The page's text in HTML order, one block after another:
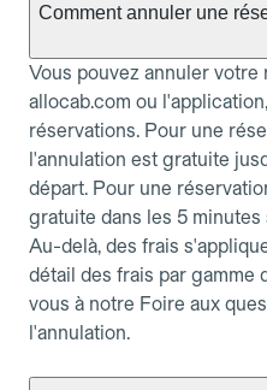
Comment annuler une
Vous pouvez annuler votre
allocab.com ou
réservations. Pour une
l'annulation est gratuite
départ. Pour une
gratuite dans les 5
Au-delà, des frais
détail des frais par gamme
vous à notre Foire aux
l'annulation.